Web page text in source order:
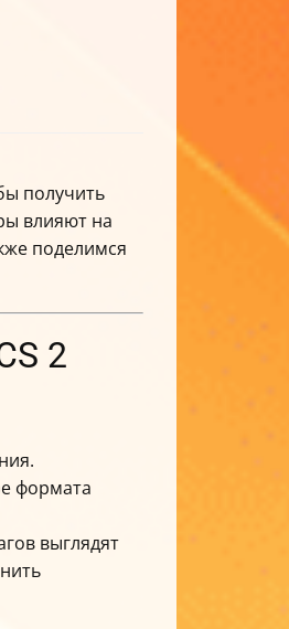
получить
влияют на
поделимся
2
формата
выглядят